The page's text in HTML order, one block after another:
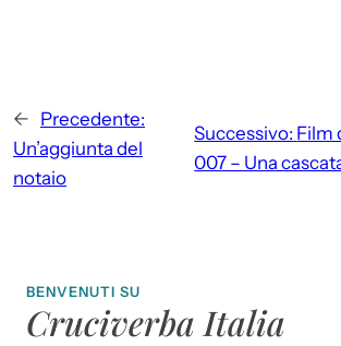
← Precedente:
Un’aggiunta del
notaio
Successivo: Film
007 – Una cascata
BENVENUTI SU
Cruciverba Italia